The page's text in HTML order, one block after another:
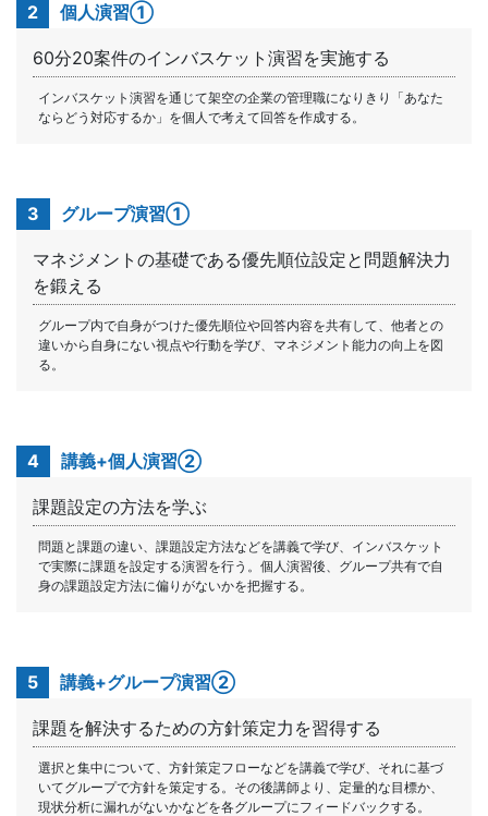
2 個人演習①
60分20案件のインバスケット演習を実施する
インバスケット演習を通じて架空の企業の管理職になりきり「あなた
ならどう対応するか」を個人で考えて回答を作成する。
3 グループ演習①
マネジメントの基礎である優先順位設定と問題解決力
を鍛える
グループ内で自身がつけた優先順位や回答内容を共有して、他者との
違いから自身にない視点や行動を学び、マネジメント能力の向上を図
る。
4 講義+個人演習②
課題設定の方法を学ぶ
問題と課題の違い、課題設定方法などを講義で学び、インバスケット
で実際に課題を設定する演習を行う。個人演習後、グループ共有で自
身の課題設定方法に偏りがないかを把握する。
5 講義+グループ演習②
課題を解決するための方針策定力を習得する
選択と集中について、方針策定フローなどを講義で学び、それに基づ
いてグループで方針を策定する。その後講師より、定量的な目標か、
現状分析に漏れがないかなどを各グループにフィードバックする。